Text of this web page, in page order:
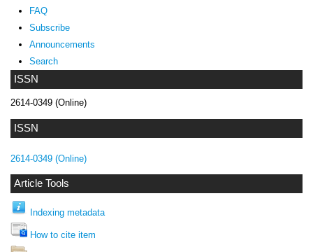
ISSN
2614-0349 (Online)
ISSN
2614-0349 (Online)
Article Tools
Indexing metadata
How to cite item
FAQ
Subscribe
Announcements
Search